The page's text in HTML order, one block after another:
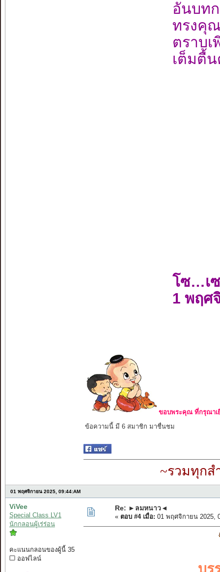
อันบท
ทรงคุ
ตราบ
เต็มตื้
โซ…เ
1 พฤศ
ขอบพระคุณ ที่กรุณาเ
ข้อความนี้ มี 6 สมาชิก มาชื่นชม
~รวมทุกส
01 พฤศจิกายน 2025, 09:44:AM
ViVee
Special Class LV1
นักกลอนผู้เร่ร่อน
คะแนนกลอนของผู้นี้ 35
ออฟไลน์
Re: ►ลมหนาว◄
« ตอบ #4 เมื่อ: 01 พฤศจิกายน 2025,
บร